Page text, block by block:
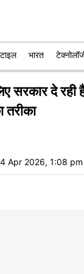
भारत
सरकार दे
Apr 2026, 1:08 pm